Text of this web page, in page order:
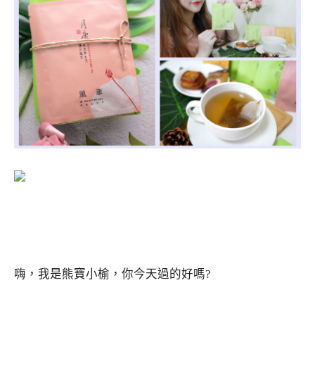
嗨，我是熊寶小榆，你今天過的好嗎?